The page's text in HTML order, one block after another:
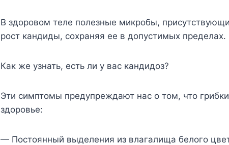
В здоровом теле полезные микробы,
рост кандиды, сохраняя ее в допустимых пределах.
Как же узнать, есть ли у вас кандидоз?
Эти симптомы предупреждают нас о том, что
здоровье:
— Постоянный выделения из влагалища белого